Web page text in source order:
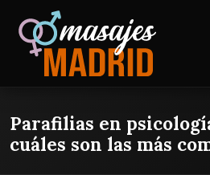
Parafilias en
cuáles son las más